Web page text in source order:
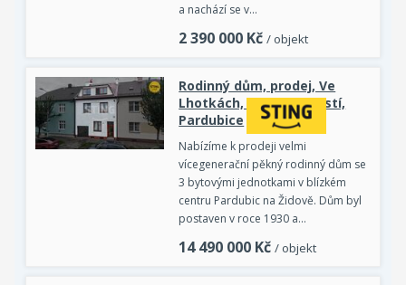
a nachází se v…
2 390 000 Kč / objekt
Rodinný dům, prodej, Ve
Lhotkách, Bílé Předměstí,
Pardubice
Nabízíme k prodeji velmi
vícegenerační pěkný rodinný dům se
3 bytovými jednotkami v blízkém
centru Pardubic na Židově. Dům byl
postaven v roce 1930 a…
14 490 000 Kč / objekt